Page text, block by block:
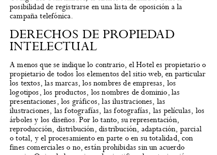
posibilidad de registrarse en una lista de oposición a la
campaña telefónica.
DERECHOS DE PROPIEDAD
INTELECTUAL
A menos que se indique lo contrario, el Hotel es propietario o
propietario de todos los elementos del sitio web, en particular
los textos, las marcas, los nombres de empresas, los
logotipos, los productos, los nombres de dominio, las
presentaciones, los gráficos, las ilustraciones, las
ilustraciones, las fotografías, las fotografías, las películas, los
árboles y los diseños. Por lo tanto, su representación,
reproducción, distribución, distribución, adaptación, parcial
o total, y el procesamiento en parte o en su totalidad, con
fines comerciales o no, están prohibidas sin un acuerdo